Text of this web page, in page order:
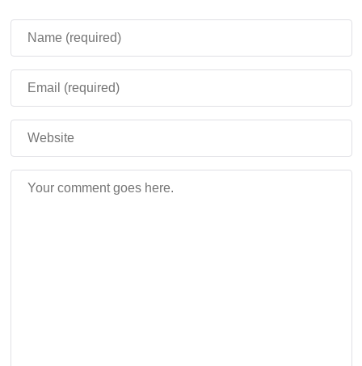
Шелковое Прикосновение
оригинальном виде (например, алмазную руду без
выпадения алмазов).
(например, получайте больше алмазов или
Нерушимый: Защитите инструмент от поломки,